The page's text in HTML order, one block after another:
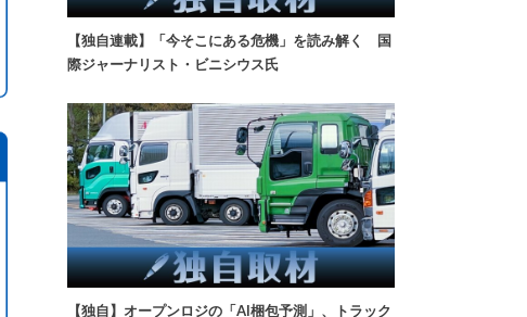
【独自連載】「今そこにある危機」を読み解く 国
際ジャーナリスト・ビニシウス氏
【独自】オープンロジの「AI梱包予測」、トラック